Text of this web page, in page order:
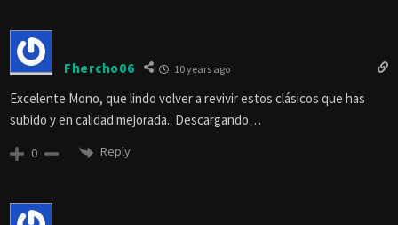
Fhercho06 10 years ago
Excelente Mono, que lindo volver a revivir estos clásicos que has
subido y en calidad mejorada.. Descargando…
0 Reply